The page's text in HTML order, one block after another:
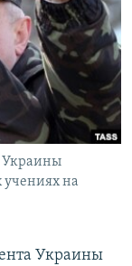
Украины
учениях на
Украины